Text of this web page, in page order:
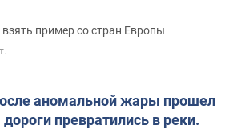
пример со стран Европы
аномальной жары прошел
превратились в реки.